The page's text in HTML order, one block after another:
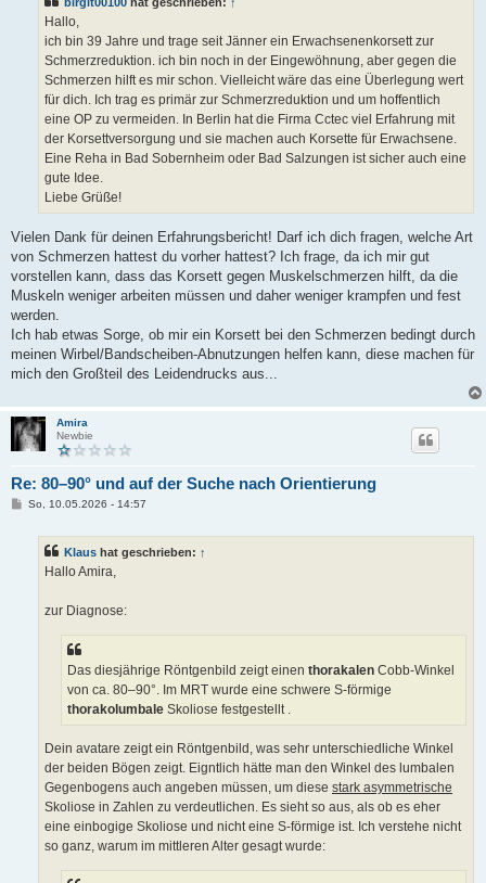
Hallo,
ich bin 39 Jahre und trage seit Jänner ein Erwachsenenkorsett zur
Schmerzreduktion. ich bin noch in der Eingewöhnung, aber gegen die
Schmerzen hilft es mir schon. Vielleicht wäre das eine Überlegung wert
für dich. Ich trag es primär zur Schmerzreduktion und um hoffentlich
eine OP zu vermeiden. In Berlin hat die Firma Cctec viel Erfahrung mit
der Korsettversorgung und sie machen auch Korsette für Erwachsene.
Eine Reha in Bad Sobernheim oder Bad Salzungen ist sicher auch eine
gute Idee.
Liebe Grüße!
Vielen Dank für deinen Erfahrungsbericht! Darf ich dich fragen, welche Art
von Schmerzen hattest du vorher hattest? Ich frage, da ich mir gut
vorstellen kann, dass das Korsett gegen Muskelschmerzen hilft, da die
Muskeln weniger arbeiten müssen und daher weniger krampfen und fest
werden.
Ich hab etwas Sorge, ob mir ein Korsett bei den Schmerzen bedingt durch
meinen Wirbel/Bandscheiben-Abnutzungen helfen kann, diese machen für
mich den Großteil des Leidendrucks aus...
Amira
Newbie
Re: 80–90° und auf der Suche nach Orientierung
BSo, 10.05.2026 - 14:57
Klaus hat geschrieben: ↑
Hallo Amira,
zur Diagnose:
Das diesjährige Röntgenbild zeigt einen thorakalen Cobb-Winkel
von ca. 80–90°. Im MRT wurde eine schwere S-förmige
thorakolumbale Skoliose festgestellt .
Dein avatare zeigt ein Röntgenbild, was sehr unterschiedliche Winkel
der beiden Bögen zeigt. Eigntlich hätte man den Winkel des lumbalen
Gegenbogens auch angeben müssen, um diese stark asymmetrische
Skoliose in Zahlen zu verdeutlichen. Es sieht so aus, als ob es eher
eine einbogige Skoliose und nicht eine S-förmige ist. Ich verstehe nicht
so ganz, warum im mittleren Alter gesagt wurde: